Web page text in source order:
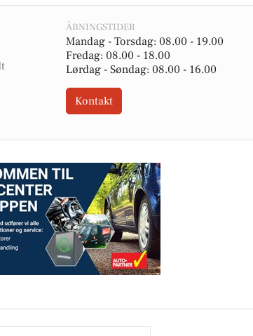
ÅBNINGSTIDER
Mandag - Torsdag: 08.00 - 19.00
Fredag: 08.00 - 18.00
Lørdag - Søndag: 08.00 - 16.00
Kontakt